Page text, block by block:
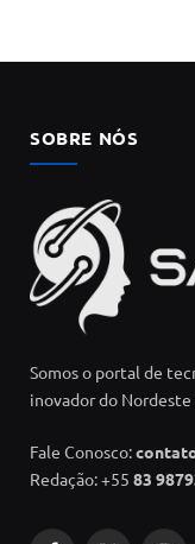
SOBRE NÓS
Somos o portal de
inovador do Nordeste
Fale Conosco:
Redação: +55 83